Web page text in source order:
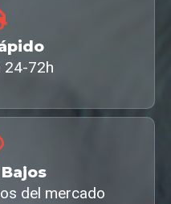
24-72h
del mercado